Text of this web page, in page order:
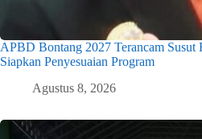
APBD Bontang 2027 Terancam Susut
Siapkan Penyesuaian Program
Agustus 8, 2026